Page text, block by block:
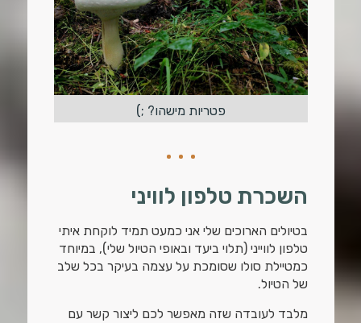
פטריות מישהו? ;)
השכרת טלפון לוויני
בטיולים הארוכים שלי אני כמעט תמיד לוקחת איתי
טלפון לווייני (תלוי ביעד ובאופי הטיול שלי), במיוחד
כמטיילת סולו שסומכת על עצמה בעיקר בכל שלב
של הטיול.
מלבד לעובדה שזה מאפשר לכם ליצור קשר עם